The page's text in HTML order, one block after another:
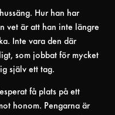
Hur han har
vet är att han inte längre
Inte vara den där
som jobbat för mycket
själv ett tag.
få plats på ett
honom. Pengarna är